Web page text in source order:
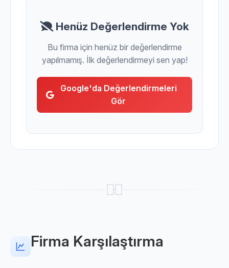
Henüz Değerlendirme Yok
Bu firma için henüz bir değerlendirme
yapılmamış. İlk değerlendirmeyi sen yap!
Google'da Değerlendirmeleri
Gör
Firma Karşılaştırma